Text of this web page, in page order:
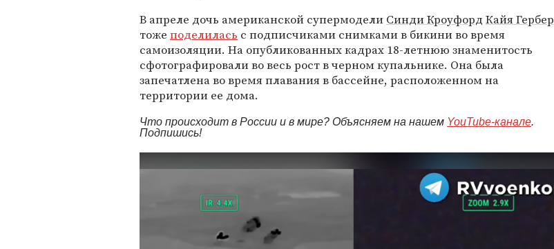
В апреле дочь американской супермодели Синди Кроуфорд Кайя Гербер
тоже поделилась с подписчиками снимками в бикини во время
самоизоляции. На опубликованных кадрах 18-летнюю знаменитость
сфотографировали во весь рост в черном купальнике. Она была
запечатлена во время плавания в бассейне, расположенном на
территории ее дома.
Что происходит в России и в мире? Объясняем на нашем YouTube-канале.
Подпишись!